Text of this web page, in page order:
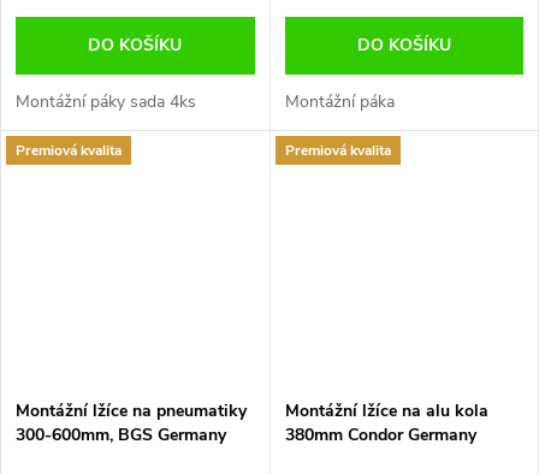
DO KOŠÍKU
Montážní páky sada 4ks
DO KOŠÍKU
Montážní páka
Premiová kvalita
Montážní lžíce na pneumatiky
300-600mm, BGS Germany
Premiová kvalita
Montážní lžíce na alu kola
380mm Condor Germany